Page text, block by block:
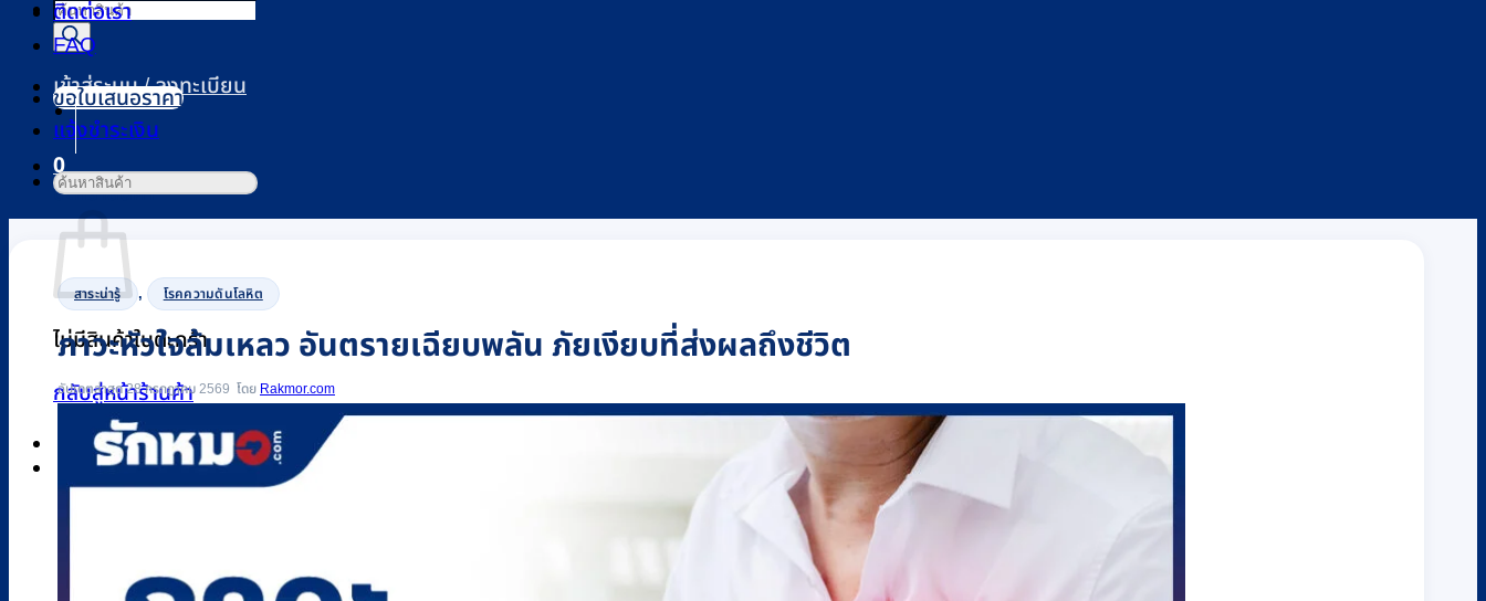
Products
search
เข้าสู่ระบบ / ลงทะเบียน
0
ตะกร้าสินค้า
ไม่มีสินค้าในตะกร้า
กลับสู่หน้าร้านค้า
ติดต่อเรา
FAQ
ขอใบเสนอราคา
แจ้งชำระเงิน
ค้นหา:
สาระน่ารู้ , โรคความดันโลหิต
ภาวะหัวใจล้มเหลว อันตรายเฉียบพลัน ภัยเงียบที่ส่งผลถึงชีวิต
อัปเดตล่าสุด 28 กรกฎาคม 2569 Rakmor.com